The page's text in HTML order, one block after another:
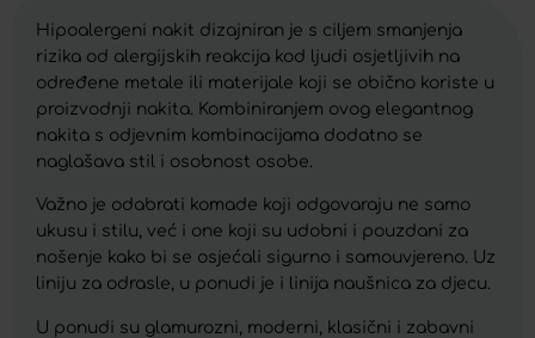
Hipoalergeni nakit dizajniran je s ciljem smanjenja
rizika od alergijskih reakcija kod ljudi osjetljivih na
određene metale ili materijale koji se obično koriste u
proizvodnji nakita. Kombiniranjem ovog elegantnog
nakita s odjevnim kombinacijama dodatno se
naglašava stil i osobnost osobe.
Važno je odabrati komade koji odgovaraju ne samo
ukusu i stilu, već i one koji su udobni i pouzdani za
nošenje kako bi se osjećali sigurno i samouvjereno. Uz
liniju za odrasle, u ponudi je i linija naušnica za djecu.
U ponudi su glamurozni, moderni, klasični i zabavni